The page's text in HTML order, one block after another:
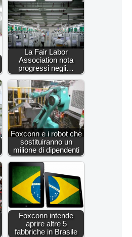
La Fair Labor
Association nota
progressi negli…
Foxconn e i robot che
sostituiranno un
milione di dipendenti
Foxconn intende
aprire altre 5
fabbriche in Brasile